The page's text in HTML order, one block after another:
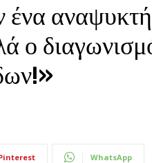
ένα
ο
WhatsApp